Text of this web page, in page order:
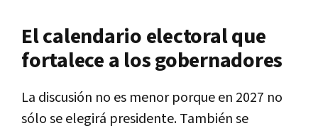
El calendario electoral que
fortalece a los gobernadores
La discusión no es menor porque en 2027 no
sólo se elegirá presidente. También se